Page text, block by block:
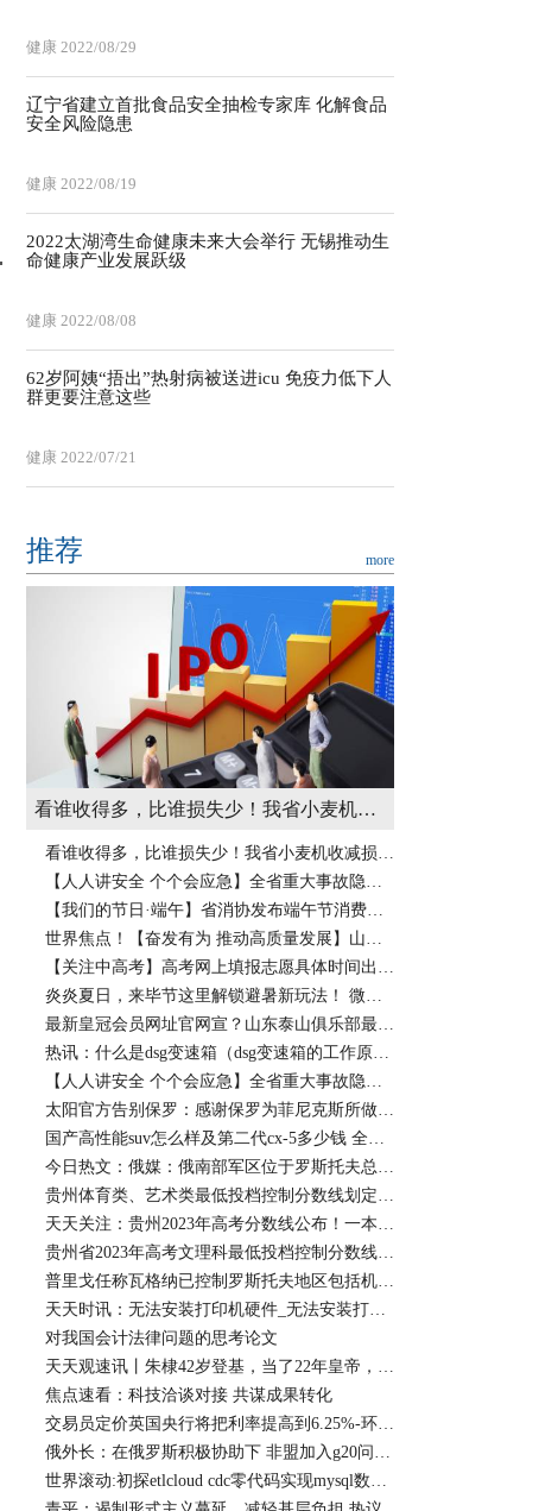
健康 2022/08/29
辽宁省建立首批食品安全抽检专家库 化解食品
安全风险隐患
健康 2022/08/19
2022太湖湾生命健康未来大会举行 无锡推动生
命健康产业发展跃级
健康 2022/08/08
62岁阿姨“捂出”热射病被送进icu 免疫力低下人
群更要注意这些
健康 2022/07/21
推荐 more
看谁收得多，比谁损失少！我省小麦机收减损活动掠影
看谁收得多，比谁损失少！我省小麦机收减损活动掠影
【人人讲安全 个个会应急】全省重大事故隐患专项排查整治行动调度会议召开-天天时快讯
【我们的节日·端午】省消协发布端午节消费提示：绿色安全文明理性消费
世界焦点！【奋发有为 推动高质量发展】山西电力不断提升能源综合利用水平
【关注中高考】高考网上填报志愿具体时间出炉 全球热文
炎炎夏日，来毕节这里解锁避暑新玩法！ 微速讯
最新皇冠会员网址官网宣？山东泰山俱乐部最新皇冠会员网址官网已将孙准浩资料移除_观热点
热讯：什么是dsg变速箱（dsg变速箱的工作原理及特点）
【人人讲安全 个个会应急】全省重大事故隐患专项排查整治行动调度会议召开-天天时快讯
太阳官方告别保罗：感谢保罗为菲尼克斯所做的一切_天天报资讯
国产高性能suv怎么样及第二代cx-5多少钱 全球微动态
今日热文：俄媒：俄南部军区位于罗斯托夫总部大楼已被“瓦格纳”包围
贵州体育类、艺术类最低投档控制分数线划定_世界看点
天天关注：贵州2023年高考分数线公布！一本文科545分，一本理科459分
贵州省2023年高考文理科最低投档控制分数线公布 消息
普里戈任称瓦格纳已控制罗斯托夫地区包括机场在内的军用设施
天天时讯：无法安装打印机硬件_无法安装打印机打印机处理器不存在
对我国会计法律问题的思考论文
天天观速讯丨朱棣42岁登基，当了22年皇帝，嫔妃无数，为何没有子嗣？
焦点速看：科技洽谈对接 共谋成果转化
交易员定价英国央行将把利率提高到6.25%-环球热资讯
俄外长：在俄罗斯积极协助下 非盟加入g20问题将于近期得到解决
世界滚动:初探etlcloud cdc零代码实现mysql数据实时同步